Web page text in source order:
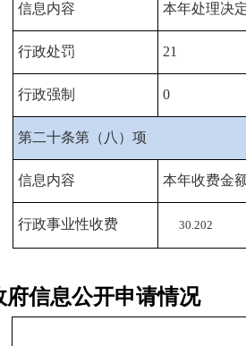
信息内容 本年处理决
行政处罚 21
行政强制 0
第二十条第（八）项
信息内容 本年收费金
行政事业性收费 30.202
信息公开申请情况